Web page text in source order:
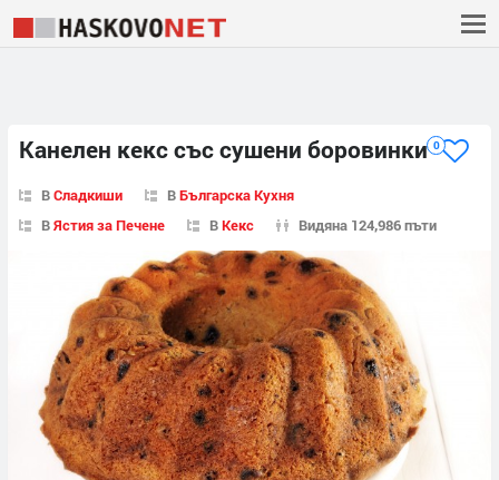
Канелен кекс със сушени боровинки 0
ВСладкиши ВБългарска Кухня
ВЯстия за Печене ВКекс Видяна 124,986 пъти